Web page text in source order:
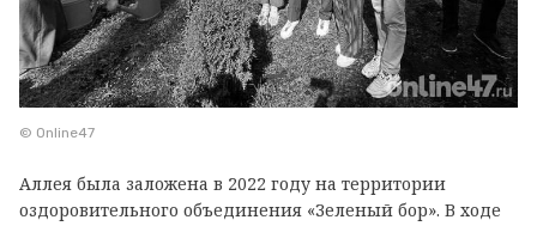
© Online47
Аллея была заложена в 2022 году на территории
оздоровительного объединения «Зеленый бор». В ходе